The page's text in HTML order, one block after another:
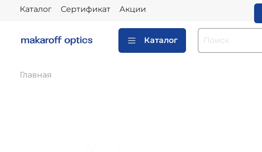
Каталог Сертификат Акции
Каталог
Главная